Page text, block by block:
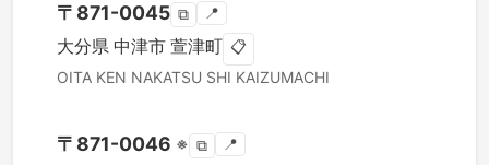
〒 871-0045 ⧉ 📍
大分県 中津市 萱津町 📋
OITA KEN NAKATSU SHI KAIZUMACHI
〒 871-0046 ※ ⧉ 📍